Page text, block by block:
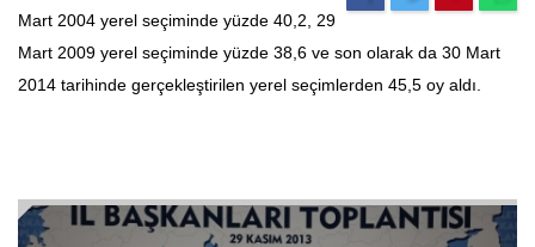
Mart 2004 yerel seçiminde yüzde 40,2, 29
Mart 2009 yerel seçiminde yüzde 38,6 ve son olarak da 30 Mart
2014 tarihinde gerçekleştirilen yerel seçimlerden 45,5 oy aldı.